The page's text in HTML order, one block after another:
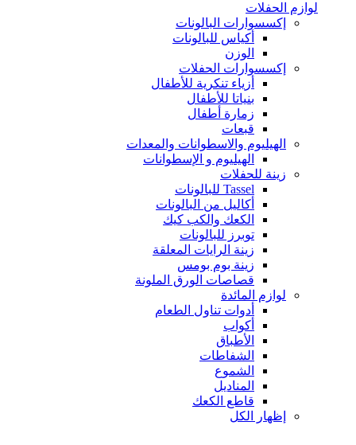
لوازم الحفلات
إكسسوارات البالونات
أكياس للبالونات
الوزن
إكسسوارات الحفلات
أزياء تنكرية للأطفال
بنياتا للأطفال
زمارة أطفال
قبعات
الهيليوم والاسطوانات والمعدات
الهيليوم و الإسطوانات
زينة للحفلات
Tassel للبالونات
أكاليل من البالونات
الكعك والكب كيك
توبرز للبالونات
زينة الرايات المعلقة
زينة بوم بومس
قصاصات الورق الملونة
لوازم المائدة
أدوات تناول الطعام
أكواب
الأطباق
الشفاطات
الشموع
المناديل
قاطع الكعك
إظهار الكل